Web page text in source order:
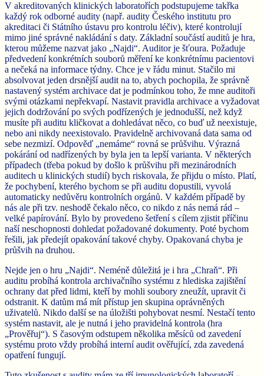
V akreditovaných klinických laboratořích podstupujeme takřka
každý rok odborné audity (např. audity Českého institutu pro
akreditaci či Státního ústavu pro kontrolu léčiv), které kontrolují
mimo jiné správné nakládání s daty. Základní součástí auditů je hra,
kterou můžeme nazvat jako „Najdi“. Auditor je šťoura. Požaduje
předvedení konkrétních souborů měření ke konkrétnímu pacientovi
a nečeká na informace týdny. Chce je v řádu minut. Stačilo mi
absolvovat jeden drsnější audit na to, abych pochopila, že správně
nastavený systém archivace dat je podmínkou toho, že mne auditoři
svými otázkami nepřekvapí. Nastavit pravidla archivace a vyžadovat
jejich dodržování po svých podřízených je jednodušší, než když
musíte při auditu kličkovat a dohledávat něco, co buď už neexistuje,
nebo ani nikdy neexistovalo. Pravidelně archivovaná data sama od
sebe nezmizí. Odpověď „nemáme“ rovná se průšvihu. Výrazná
pokárání od nadřízených by byla jen ta lepší varianta. V některých
případech (třeba pokud by došlo k průšvihu při mezinárodních
auditech u klinických studií) bych riskovala, že přijdu o místo. Platí,
že pochybení, kterého bychom se při auditu dopustili, vyvolá
automaticky nedůvěru kontrolních orgánů. V každém případě by
nás ale při tzv. neshodě čekalo něco, co nikdo z nás nemá rád –
velké papírování. Bylo by provedeno šetření s cílem zjistit příčinu
naší neschopnosti dohledat požadované dokumenty. Poté bychom
řešili, jak předejít opakování takové chyby. Opakovaná chyba je
průšvih na druhou.
Nejde jen o hru „Najdi“. Neméně důležitá je i hra „Chraň“. Při
auditu probíhá kontrola archivačního systému z hlediska zajištění
ochrany dat před lidmi, kteří by mohli soubory zneužít, upravit či
odstranit. K datům má mít přístup jen skupina oprávněných
uživatelů. Nikdo další se na úložišti pohybovat nesmí. Nestačí tento
systém nastavit, ale je nutná i jeho pravidelná kontrola (hra
„Prověřuj“). S časovým odstupem několika měsíců od zavedení
systému proto vždy probíhá interní audit ověřující, zda zavedená
opatření fungují.